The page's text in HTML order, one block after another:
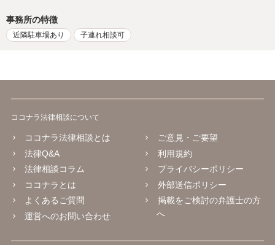
事務所の特徴
近隣駐車場あり 子連れ相談可
ココナラ法律相談について
ココナラ法律相談とは
法律Q&A
法律相談コラム
ココナラとは
よくあるご質問
運営へのお問い合わせ
ご意見・ご要望
利用規約
プライバシーポリシー
外部送信ポリシー
掲載をご検討の弁護士の方
へ